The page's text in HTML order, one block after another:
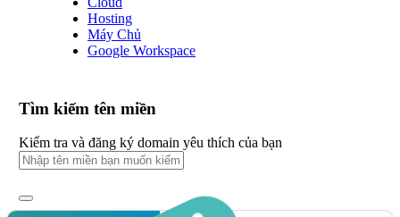
Hosting
Máy Chủ
Google Workspace
Tìm kiếm tên miền
Kiểm tra và đăng ký domain yêu thích của bạn